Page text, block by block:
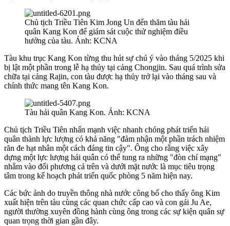
Chủ tịch Triều Tiên Kim Jong Un đến thăm tàu ​​hải
quân Kang Kon để giám sát cuộc thử nghiệm điều
hướng của tàu. Ảnh: KCNA
Tàu khu trục Kang Kon từng thu hút sự chú ý vào tháng 5/2025 khi
bị lật một phần trong lễ hạ thủy tại cảng Chongjin. Sau quá trình sửa
chữa tại cảng Rajin, con tàu được hạ thủy trở lại vào tháng sau và
chính thức mang tên Kang Kon.
Tàu hải quân Kang Kon. Ảnh: KCNA
Chủ tịch Triều Tiên nhấn mạnh việc nhanh chóng phát triển hải
quân thành lực lượng có khả năng "đảm nhận một phần trách nhiệm
răn đe hạt nhân một cách đáng tin cậy". Ông cho rằng việc xây
dựng một lực lượng hải quân có thể tung ra những "đòn chí mạng"
nhằm vào đối phương cả trên và dưới mặt nước là mục tiêu trọng
tâm trong kế hoạch phát triển quốc phòng 5 năm hiện nay.
Các bức ảnh do truyền thông nhà nước công bố cho thấy ông Kim
xuất hiện trên tàu cùng các quan chức cấp cao và con gái Ju Ae,
người thường xuyên đồng hành cùng ông trong các sự kiện quân sự
quan trọng thời gian gần đây.